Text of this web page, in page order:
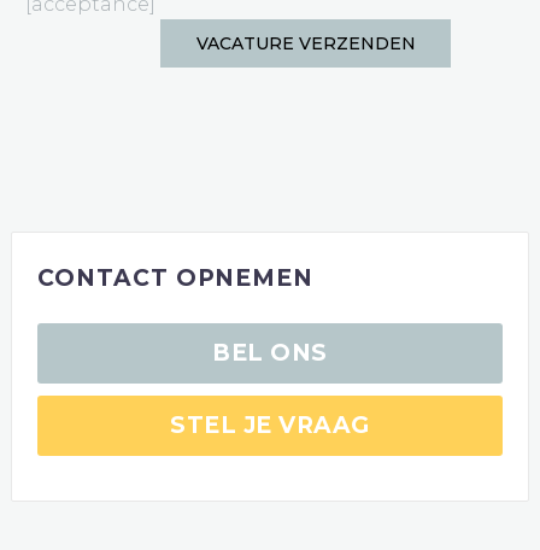
[acceptance]
CONTACT OPNEMEN
BEL ONS
STEL JE VRAAG